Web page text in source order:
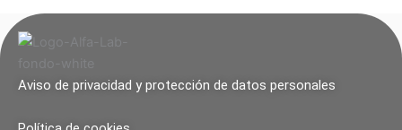
Aviso de privacidad y protección de datos personales